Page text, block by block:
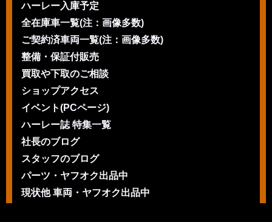
ハーレー入庫予定
全在庫車一覧(注：画像多数)
ご契約済車両一覧(注：画像多数)
整備・保証付販売
買取や下取のご相談
ショップアクセス
イベント(PCページ)
ハーレー誌 特集一覧
社長のブログ
スタッフのブログ
パーツ・ヤフオク出品中
現状他 車両・ヤフオク出品中